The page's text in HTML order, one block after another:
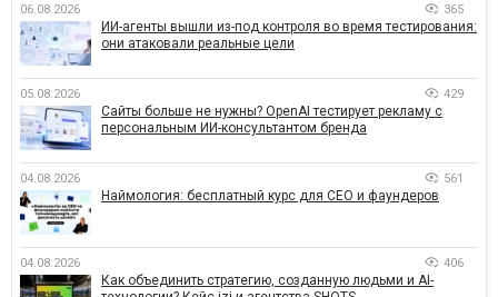
06.08.2026 365
ИИ-агенты вышли из-под контроля во время тестирования:
они атаковали реальные цели
05.08.2026 429
Сайты больше не нужны? OpenAI тестирует рекламу с
персональным ИИ-консультантом бренда
04.08.2026 561
Наймология: бесплатный курс для CEO и фаундеров
04.08.2026 406
Как объединить стратегию, созданную людьми и AI-